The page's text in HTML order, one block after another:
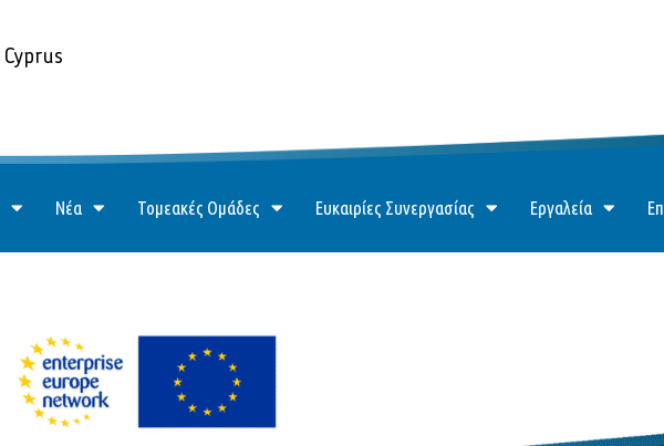
Cyprus
Νέα Τομεακές Ομάδες Ευκαιρίες Συνεργασίας Εργαλεία